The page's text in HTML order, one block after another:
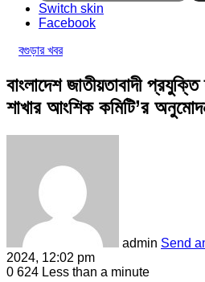
Switch skin
Facebook
বগুড়ার খবর
বাংলাদেশ জাতীয়তাবাদী
শাখার আংশিক কমিটি’র
admin Send
2024, 12:02 pm
0 624 Less than a minute